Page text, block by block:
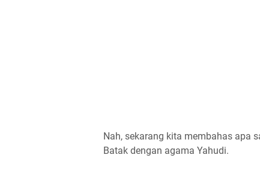
Nah, sekarang kita membahas apa
Batak dengan agama Yahudi.